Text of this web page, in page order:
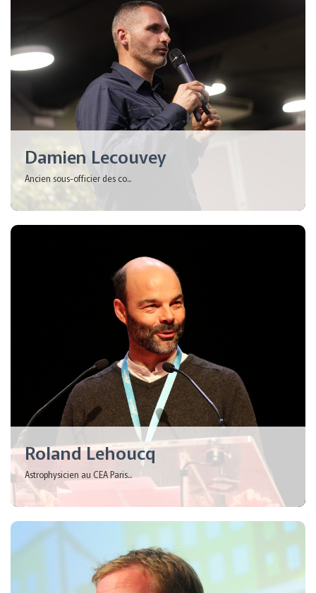
Damien Lecouvey
Ancien sous-officier des co...
Roland Lehoucq
Astrophysicien au CEA Paris...